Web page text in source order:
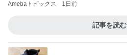
Amebaトピックス 1日前
記事を読む